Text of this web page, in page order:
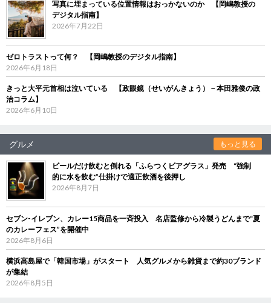
写真に埋まっている位置情報はおっかないのか 【岡嶋教授の
デジタル指南】
2026年7月22日
ゼロトラストって何？ 【岡嶋教授のデジタル指南】
2026年6月18日
きっと大平元首相は泣いている 【政眼鏡（せいがんきょう）－本田雅俊の政
治コラム】
2026年6月10日
グルメ もっと見る
ビールだけ飲むと倒れる「ふらつくビアグラス」発売 “強制
的に水を飲む”仕掛けで適正飲酒を後押し
2026年8月7日
セブン‐イレブン、カレー15商品を一斉投入 名店監修から冷製うどんまで“夏
のカレーフェス”を開催中
2026年8月6日
横浜高島屋で「韓国市場」がスタート 人気グルメから雑貨まで約30ブランド
が集結
2026年8月5日